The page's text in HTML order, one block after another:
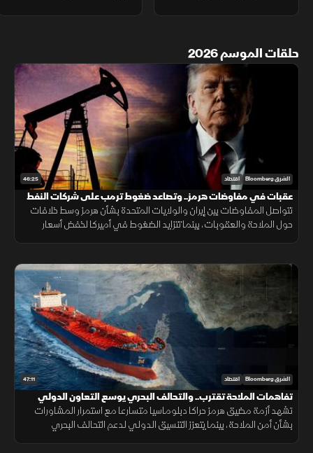
حلقات الموسم 2026
46:25 الشرق Bloomberg اقتصاد
عقبات في مفاوضات هرمز.. وتصاعد ضغوط ترمب على شركات النفط
تتواصل المفاوضات بين إيران والولايات المتحدة بشأن هرمز وسط خلافات
حول الملاحة والعقوبات، بينما تتزايد الضغوط في أميركا لخفض أسعار
47:11 الشرق Bloomberg اقتصاد
تفاهمات الملاحة تقترب.. والتحالف البحري يوسع التعاون الدولي
تشهد أزمة مضيق هرمز حراكا دبلوماسيا متسارعا مع استمرار المشاورات
بشأن أمن الملاحة، بينما يتعزز التنسيق الدولي لدعم التحالف البحري